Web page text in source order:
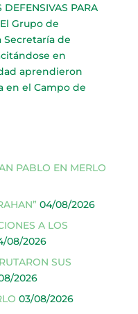
DEFENSIVAS PARA
Grupo de
Secretaría de
en
aprendieron
en el Campo de
PABLO EN MERLO
04/08/2026
A LOS
08/2026
SUS
2026
03/08/2026